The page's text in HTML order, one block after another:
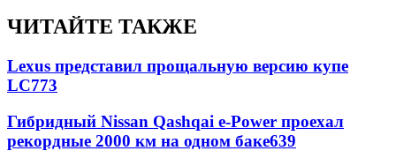
ЧИТАЙТЕ ТАКЖЕ
Lexus представил прощальную версию купе
LC773
Гибридный Nissan Qashqai e-Power проехал
рекордные 2000 км на одном баке639